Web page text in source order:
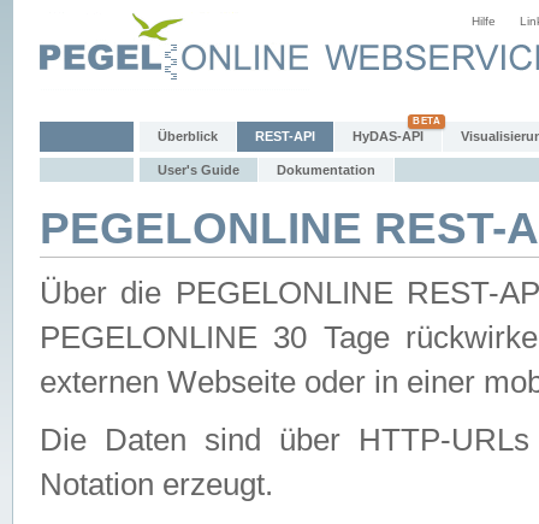
Hilfe
Überblick REST-API HyDAS-API
User's Guide Dokumentation
PEGELONLINE REST-
Über die PEGELONLINE REST-
PEGELONLINE 30 Tage
externen Webseite oder in einer
Die Daten sind über HTTP-
Notation erzeugt.